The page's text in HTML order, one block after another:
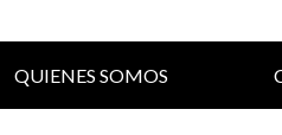
QUIENES SOMOS